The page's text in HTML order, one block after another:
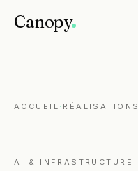
Canopy
ACCUEIL · RÉALISATIONS
AI & INFRASTRUCTURE